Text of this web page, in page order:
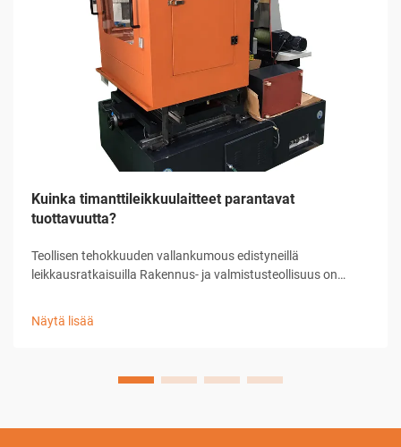
Kuinka timanttileikkuulaitteet parantavat
tuottavuutta?
Teollisen tehokkuuden vallankumous edistyneillä
leikkausratkaisuilla Rakennus- ja valmistusteollisuus on
kehityksessä...
Näytä lisää